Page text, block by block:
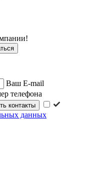
Ваш E-mail
телефона
данных